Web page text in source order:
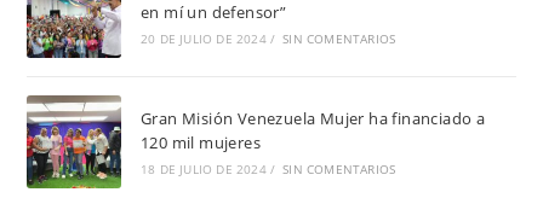
en mí un defensor”
20 DE JULIO DE 2024 / SIN COMENTARIOS
Gran Misión Venezuela Mujer ha financiado a
120 mil mujeres
18 DE JULIO DE 2024 / SIN COMENTARIOS